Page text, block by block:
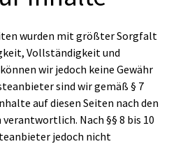
wurden mit größter Sorgfalt
Vollständigkeit und
wir jedoch keine Gewähr
sind wir gemäß § 7
auf diesen Seiten nach den
Nach §§ 8 bis 10
jedoch nicht